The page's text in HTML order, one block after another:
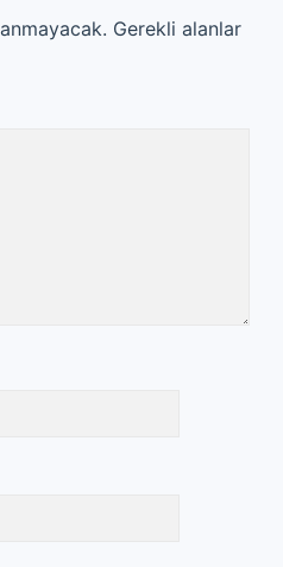
Gerekli alanlar